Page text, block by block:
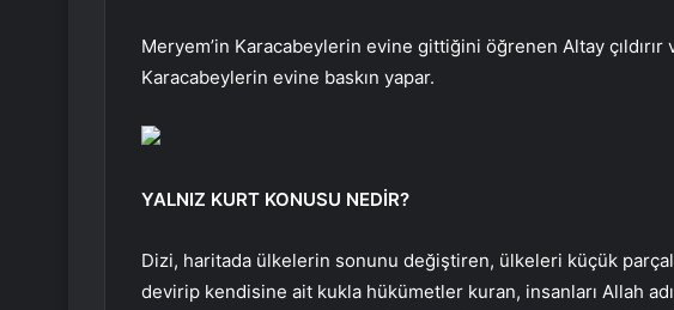
Meryem’in Karacabeylerin evine gittiğini öğrenen Altay çıldırır
Karacabeylerin evine baskın yapar.
YALNIZ KURT KONUSU NEDİR?
Dizi, haritada ülkelerin sonunu değiştiren, ülkeleri küçük
devirip kendisine ait kukla hükümetler kuran, insanları Allah